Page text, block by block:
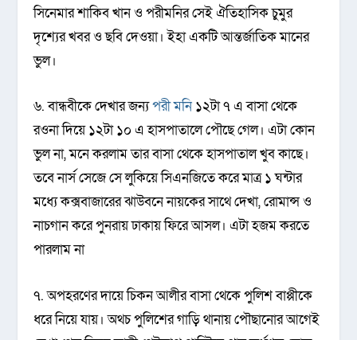
সিনেমার শাকিব খান ও পরীমনির সেই ঐতিহাসিক চুমুর
দৃশ্যের খবর ও ছবি দেওয়া। ইহা একটি আন্তর্জাতিক মানের
ভুল।
৬. বান্ধবীকে দেখার জন্যপরী মনি১২টা ৭ এ বাসা থেকে
রওনা দিয়ে ১২টা ১০ এ হাসপাতালে পৌছে গেল। এটা কোন
ভুল না, মনে করলাম তার বাসা থেকে হাসপাতাল খুব কাছে।
তবে নার্স সেজে সে লুকিয়ে সিএনজিতে করে মাত্র ১ ঘন্টার
মধ্যে কক্সবাজারের ঝাউবনে নায়কের সাথে দেখা, রোমান্স ও
নাচগান করে পুনরায় ঢাকায় ফিরে আসল। এটা হজম করতে
পারলাম না
৭. অপহরণের দায়ে চিকন আলীর বাসা থেকে পুলিশ বাপ্পীকে
ধরে নিয়ে যায়। অথচ পুলিশের গাড়ি থানায় পৌছানোর আগেই